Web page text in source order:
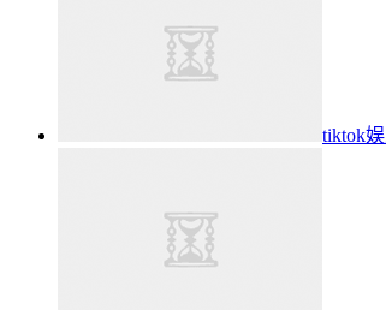
tiktok